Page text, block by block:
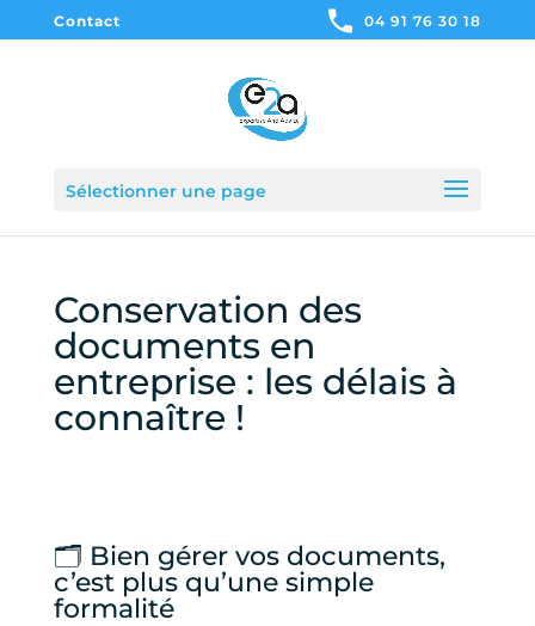
Contact 04 91 76 30 18
Sélectionner une page
Conservation des
documents en
entreprise : les délais à
connaître !
🗂️ Bien gérer vos documents,
c’est plus qu’une simple
formalité